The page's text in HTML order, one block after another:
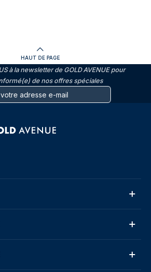
HAUT DE PAGE
à la newsletter de GOLD AVENUE pour
de nos offres spéciales